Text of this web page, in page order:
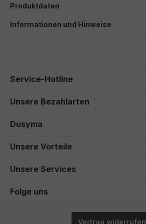
Produktdaten
Informationen und Hinweise
Service-Hotline
Unsere Bezahlarten
Dusyma
Unsere Vorteile
Unsere Services
Folge uns
Vertrag widerrufen